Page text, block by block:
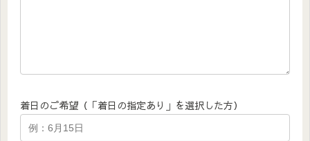
着日のご希望（「着日の指定あり」を選択した方）